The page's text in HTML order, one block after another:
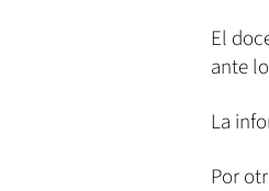
El
ante
La
Por